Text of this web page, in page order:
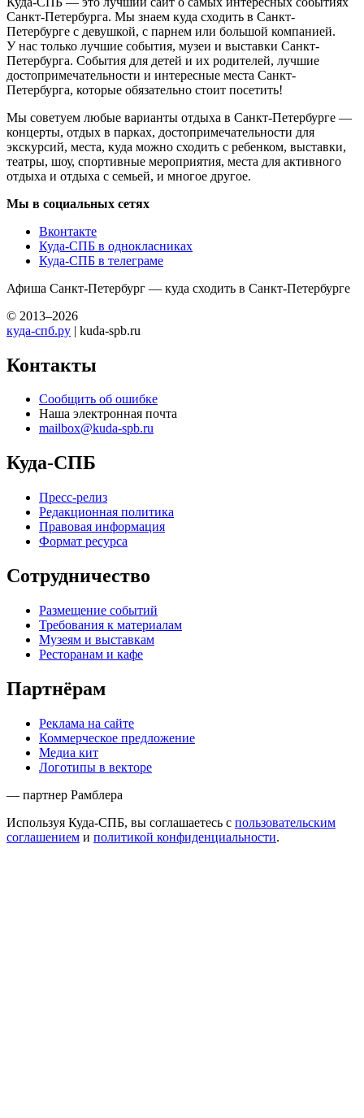
Санкт-Петербурга. Мы знаем куда сходить в Санкт-
Петербурге с девушкой, с парнем или большой компанией.
У нас только лучшие события, музеи и выставки Санкт-
Петербурга. События для детей и их родителей, лучшие
достопримечательности и интересные места Санкт-
Петербурга, которые обязательно стоит посетить!
Мы советуем любые варианты отдыха в Санкт-Петербурге —
концерты, отдых в парках, достопримечательности для
экскурсий, места, куда можно сходить с ребенком, выставки,
театры, шоу, спортивные мероприятия, места для активного
отдыха и отдыха с семьей, и многое другое.
Мы в социальных сетях
Вконтакте
Куда-СПБ в однокласниках
Куда-СПБ в телеграме
Афиша Санкт-Петербург — куда сходить в Санкт-Петербурге
© 2013–2026
куда-спб.ру | kuda-spb.ru
Контакты
Сообщить об ошибке
Наша электронная почта
mailbox@kuda-spb.ru
Куда-СПБ
Пресс-релиз
Редакционная политика
Правовая информация
Формат ресурса
Сотрудничество
Размещение событий
Требования к материалам
Музеям и выставкам
Ресторанам и кафе
Партнёрам
Реклама на сайте
Коммерческое предложение
Медиа кит
Логотипы в векторе
— партнер Рамблера
Используя Куда-СПБ, вы соглашаетесь с пользовательским
соглашением и политикой конфиденциальности.